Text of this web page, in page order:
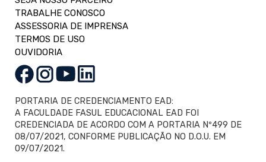
TRABALHE CONOSCO
ASSESSORIA DE IMPRENSA
TERMOS DE USO
OUVIDORIA
PORTARIA DE CREDENCIAMENTO EAD:
A FACULDADE FASUL EDUCACIONAL EAD FOI
CREDENCIADA DE ACORDO COM A PORTARIA Nº499 DE
08/07/2021, CONFORME PUBLICAÇÃO NO D.O.U. EM
09/07/2021.